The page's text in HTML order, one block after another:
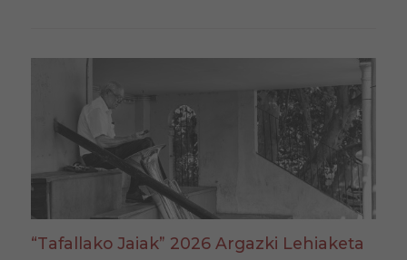
“Tafallako Jaiak” 2026 Argazki Lehiaketa